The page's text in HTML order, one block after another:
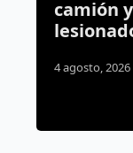
dos
431